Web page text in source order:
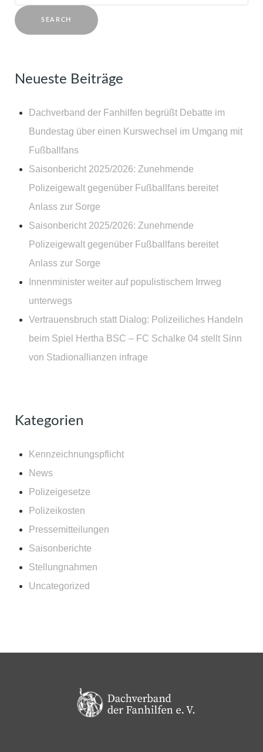
for:
Neueste Beiträge
Dachverband der Fanhilfen begrüßt Debatte im
Bundestag über einen Kurswechsel im Umgang mit
Fußballfans
Saisonbericht 2025/2026: Zunehmende
Polizeigewalt gegenüber Fußballfans bereitet
Anlass zur Sorge
Saisonbericht 2025/2026: Zunehmende
Polizeigewalt gegenüber Fußballfans bereitet
Anlass zur Sorge
Innenminister weiter auf populistischem Irrweg
unterwegs
Vertrauensbruch statt Dialog: Polizeiliches Handeln
beim Spiel Hertha BSC – FC Schalke 04 stellt Sinn
von Stadionallianzen infrage
Kategorien
Kennzeichnungspflicht
News
Polizeigesetze
Polizeikosten
Pressemitteilungen
Saisonberichte
Stellungnahmen
Uncategorized